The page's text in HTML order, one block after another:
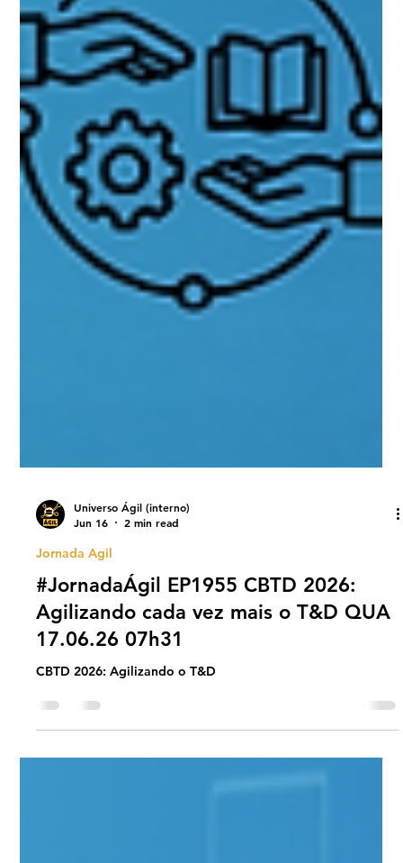
Jun 16
Jornada Agil
#JornadaÁgil EP1955 CBTD 2026:
Agilizando cada vez mais o T&D QUA
17.06.26 07h31
CBTD 2026: Agilizando o T&D